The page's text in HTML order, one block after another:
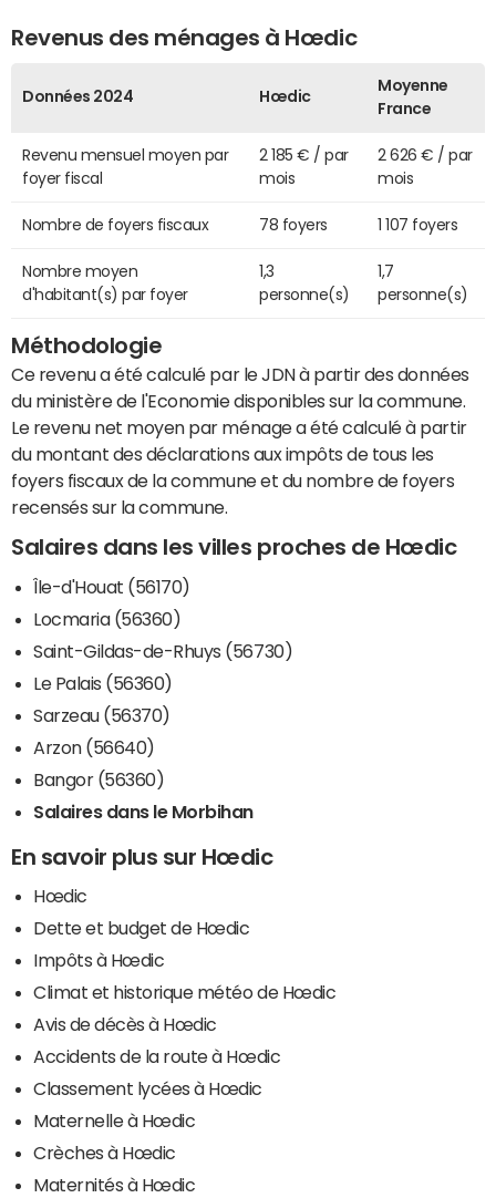
Revenus des ménages à Hœdic
Données 2024 Hœdic
Moyenne
France
Revenu mensuel moyen par
foyer fiscal
2 185 € / par
mois
2 626 € / par
mois
Nombre de foyers fiscaux 78 foyers 1 107 foyers
Nombre moyen
d'habitant(s) par foyer
1,3
personne(s)
1,7
personne(s)
Méthodologie
Ce revenu a été calculé par le JDN à partir des données
du ministère de l'Economie disponibles sur la commune.
Le revenu net moyen par ménage a été calculé à partir
du montant des déclarations aux impôts de tous les
foyers fiscaux de la commune et du nombre de foyers
recensés sur la commune.
Salaires dans les villes proches de Hœdic
Île-d'Houat (56170)
Locmaria (56360)
Saint-Gildas-de-Rhuys (56730)
Le Palais (56360)
Sarzeau (56370)
Arzon (56640)
Bangor (56360)
Salaires dans le Morbihan
En savoir plus sur Hœdic
Hœdic
Dette et budget de Hœdic
Impôts à Hœdic
Climat et historique météo de Hœdic
Avis de décès à Hœdic
Accidents de la route à Hœdic
Classement lycées à Hœdic
Maternelle à Hœdic
Crèches à Hœdic
Maternités à Hœdic